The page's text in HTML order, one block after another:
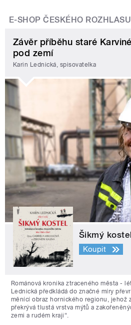
E-SHOP ČESKÉHO ROZHLASU
Závěr příběhu staré
pod zemí
Karin Lednická, spisovatelka
Šikmý
Koupit
Románová kronika ztraceného města -
Lednická předkládá do značné míry
měnící obraz hornického regionu, jehož
překrývá tlustá vrstva mýtů a
zemi a rudém kraji“.